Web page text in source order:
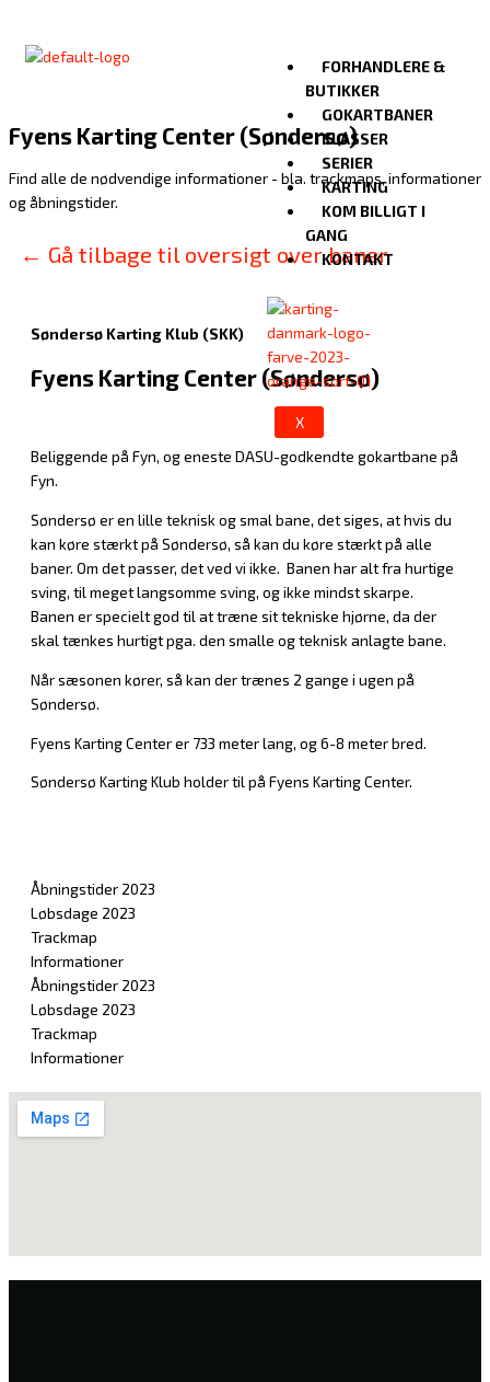
indholdet
FORHANDLERE &
BUTIKKER
GOKARTBANER
KLASSER
SERIER
KARTING
KOM BILLIGT I
GANG
KONTAKT
X
Fyens Karting Center (Søndersø)
Find alle de nødvendige informationer - bla. trackmaps, informationer
og åbningstider.
← Gå tilbage til oversigt over baner
Søndersø Karting Klub (SKK)
Fyens Karting Center (Søndersø)
Beliggende på Fyn, og eneste DASU-godkendte gokartbane på
Fyn.
Søndersø er en lille teknisk og smal bane, det siges, at hvis du
kan køre stærkt på Søndersø, så kan du køre stærkt på alle
baner. Om det passer, det ved vi ikke. Banen har alt fra hurtige
sving, til meget langsomme sving, og ikke mindst skarpe.
Banen er specielt god til at træne sit tekniske hjørne, da der
skal tænkes hurtigt pga. den smalle og teknisk anlagte bane.
Når sæsonen kører, så kan der trænes 2 gange i ugen på
Søndersø.
Fyens Karting Center er 733 meter lang, og 6-8 meter bred.
Søndersø Karting Klub holder til på Fyens Karting Center.
Åbningstider 2023
Løbsdage 2023
Trackmap
Informationer
Åbningstider 2023
Løbsdage 2023
Trackmap
Informationer